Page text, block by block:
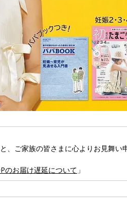
、ご家族の皆さまに心よりお見舞い
のお届け遅延について 」